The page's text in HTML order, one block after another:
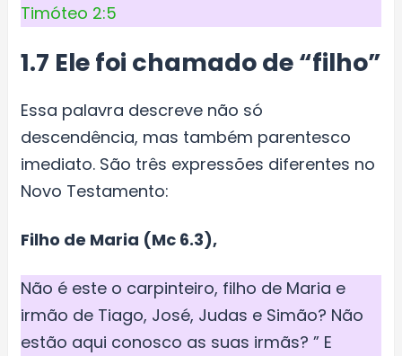
Timóteo 2:5
1.7 Ele foi chamado de “filho”
Essa palavra descreve não só
descendência, mas também parentesco
imediato. São três expressões diferentes no
Novo Testamento:
Filho de Maria (Mc 6.3),
Não é este o carpinteiro, filho de Maria e
irmão de Tiago, José, Judas e Simão? Não
estão aqui conosco as suas irmãs? ” E